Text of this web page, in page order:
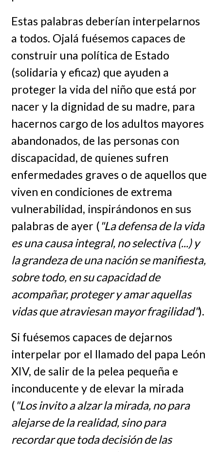
Estas palabras deberían interpelarnos
a todos. Ojalá fuésemos capaces de
construir una política de Estado
(solidaria y eficaz) que ayuden a
proteger la vida del niño que está por
nacer y la dignidad de su madre, para
hacernos cargo de los adultos mayores
abandonados, de las personas con
discapacidad, de quienes sufren
enfermedades graves o de aquellos que
viven en condiciones de extrema
vulnerabilidad, inspirándonos en sus
palabras de ayer ("La defensa de la vida
es una causa integral, no selectiva (...) y
la grandeza de una nación se manifiesta,
sobre todo, en su capacidad de
acompañar, proteger y amar aquellas
vidas que atraviesan mayor fragilidad").
Si fuésemos capaces de dejarnos
interpelar por el llamado del papa León
XIV, de salir de la pelea pequeña e
inconducente y de elevar la mirada
("Los invito a alzar la mirada, no para
alejarse de la realidad, sino para
recordar que toda decisión de las